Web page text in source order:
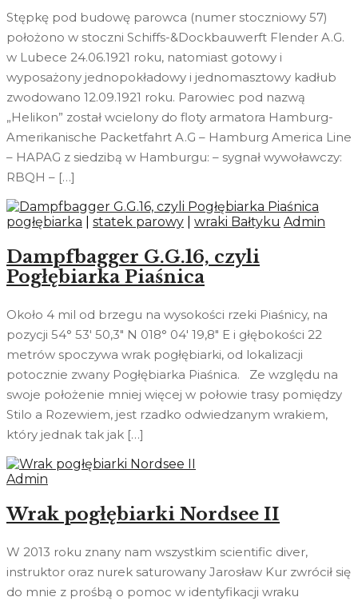
Stępkę pod budowę parowca (numer stoczniowy 57)
położono w stoczni Schiffs-&Dockbauwerft Flender A.G.
w Lubece 24.06.1921 roku, natomiast gotowy i
wyposażony jednopokładowy i jednomasztowy kadłub
zwodowano 12.09.1921 roku. Parowiec pod nazwą
„Helikon” został wcielony do floty armatora Hamburg-
Amerikanische Packetfahrt A.G – Hamburg America Line
– HAPAG z siedzibą w Hamburgu: – sygnał wywoławczy:
RBQH – […]
pogłębiarka statek parowy wraki Bałtyku Admin
Dampfbagger G.G.16, czyli
Pogłębiarka Piaśnica
Około 4 mil od brzegu na wysokości rzeki Piaśnicy, na
pozycji 54° 53′ 50,3″ N 018° 04′ 19,8″ E i głębokości 22
metrów spoczywa wrak pogłębiarki, od lokalizacji
potocznie zwany Pogłębiarka Piaśnica. Ze względu na
swoje położenie mniej więcej w połowie trasy pomiędzy
Stilo a Rozewiem, jest rzadko odwiedzanym wrakiem,
który jednak tak jak […]
Admin
Wrak pogłębiarki Nordsee II
W 2013 roku znany nam wszystkim scientific diver,
instruktor oraz nurek saturowany Jarosław Kur zwrócił się
do mnie z prośbą o pomoc w identyfikacji wraku